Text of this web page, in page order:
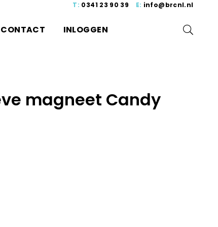
T: 0341 23 90 39 E: info@brcnl.nl
CONTACT INLOGGEN
magneet Candy